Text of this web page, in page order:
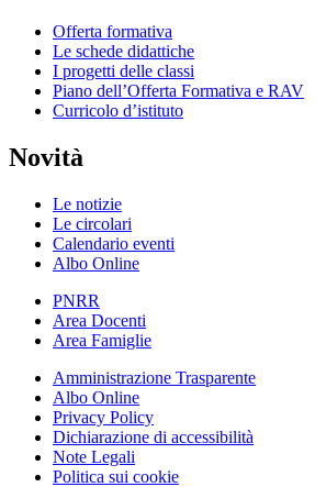
Offerta formativa
Le schede didattiche
I progetti delle classi
Piano dell’Offerta Formativa e RAV
Curricolo d’istituto
Novità
Le notizie
Le circolari
Calendario eventi
Albo Online
PNRR
Area Docenti
Area Famiglie
Amministrazione Trasparente
Albo Online
Privacy Policy
Dichiarazione di accessibilità
Note Legali
Politica sui cookie